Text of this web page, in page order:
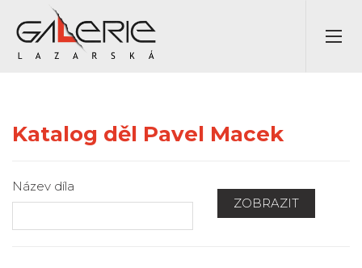
Katalog děl Pavel Macek
Název díla
ZOBRAZIT